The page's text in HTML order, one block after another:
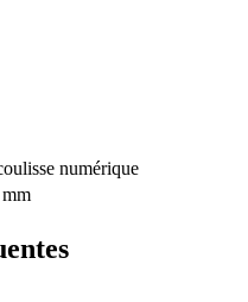
numérique